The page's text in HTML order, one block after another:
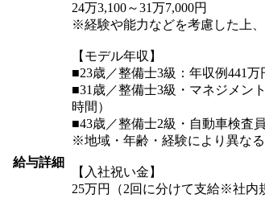
給与詳細
24万3,100～31万7,000円
※経験や能力などを考慮した上
【モデル年収】
■23歳／整備士3級：年収例441万
■31歳／整備士3級・マネジメン
時間）
■43歳／整備士2級・自動車検査
※地域・年齢・経験により異なる
【入社祝い金】
25万円（2回に分けて支給※社内